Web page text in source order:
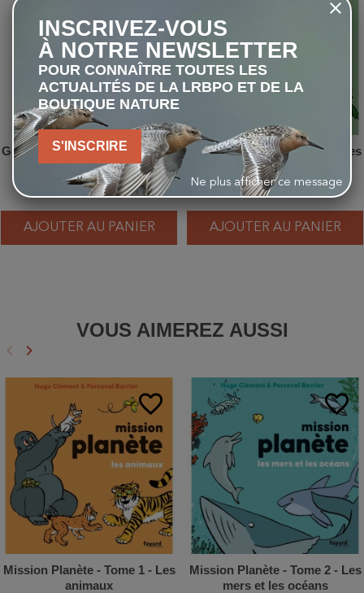
Géomorphologie dynamique et
environnement
35,15 €
AJOUTER AU PANIER
Mission Planète - Tome 3 - Les
Forêts
12,90 €
AJOUTER AU PANIER
VOUS AIMEREZ AUSSI
Précédent
keyboard_arrow_left Suivant
keyboard_arrow_right
favorite_border
Mission Planète - Tome 1 - Les
animaux
favorite_border
Mission Planète - Tome 2 - Les
mers et les océans
INSCRIVEZ-VOUS
À NOTRE NEWSLETTER
POUR CONNAÎTRE TOUTES LES
ACTUALITÉS DE LA LRBPO ET DE LA
BOUTIQUE NATURE
S'INSCRIRE
Ne plus afficher ce message